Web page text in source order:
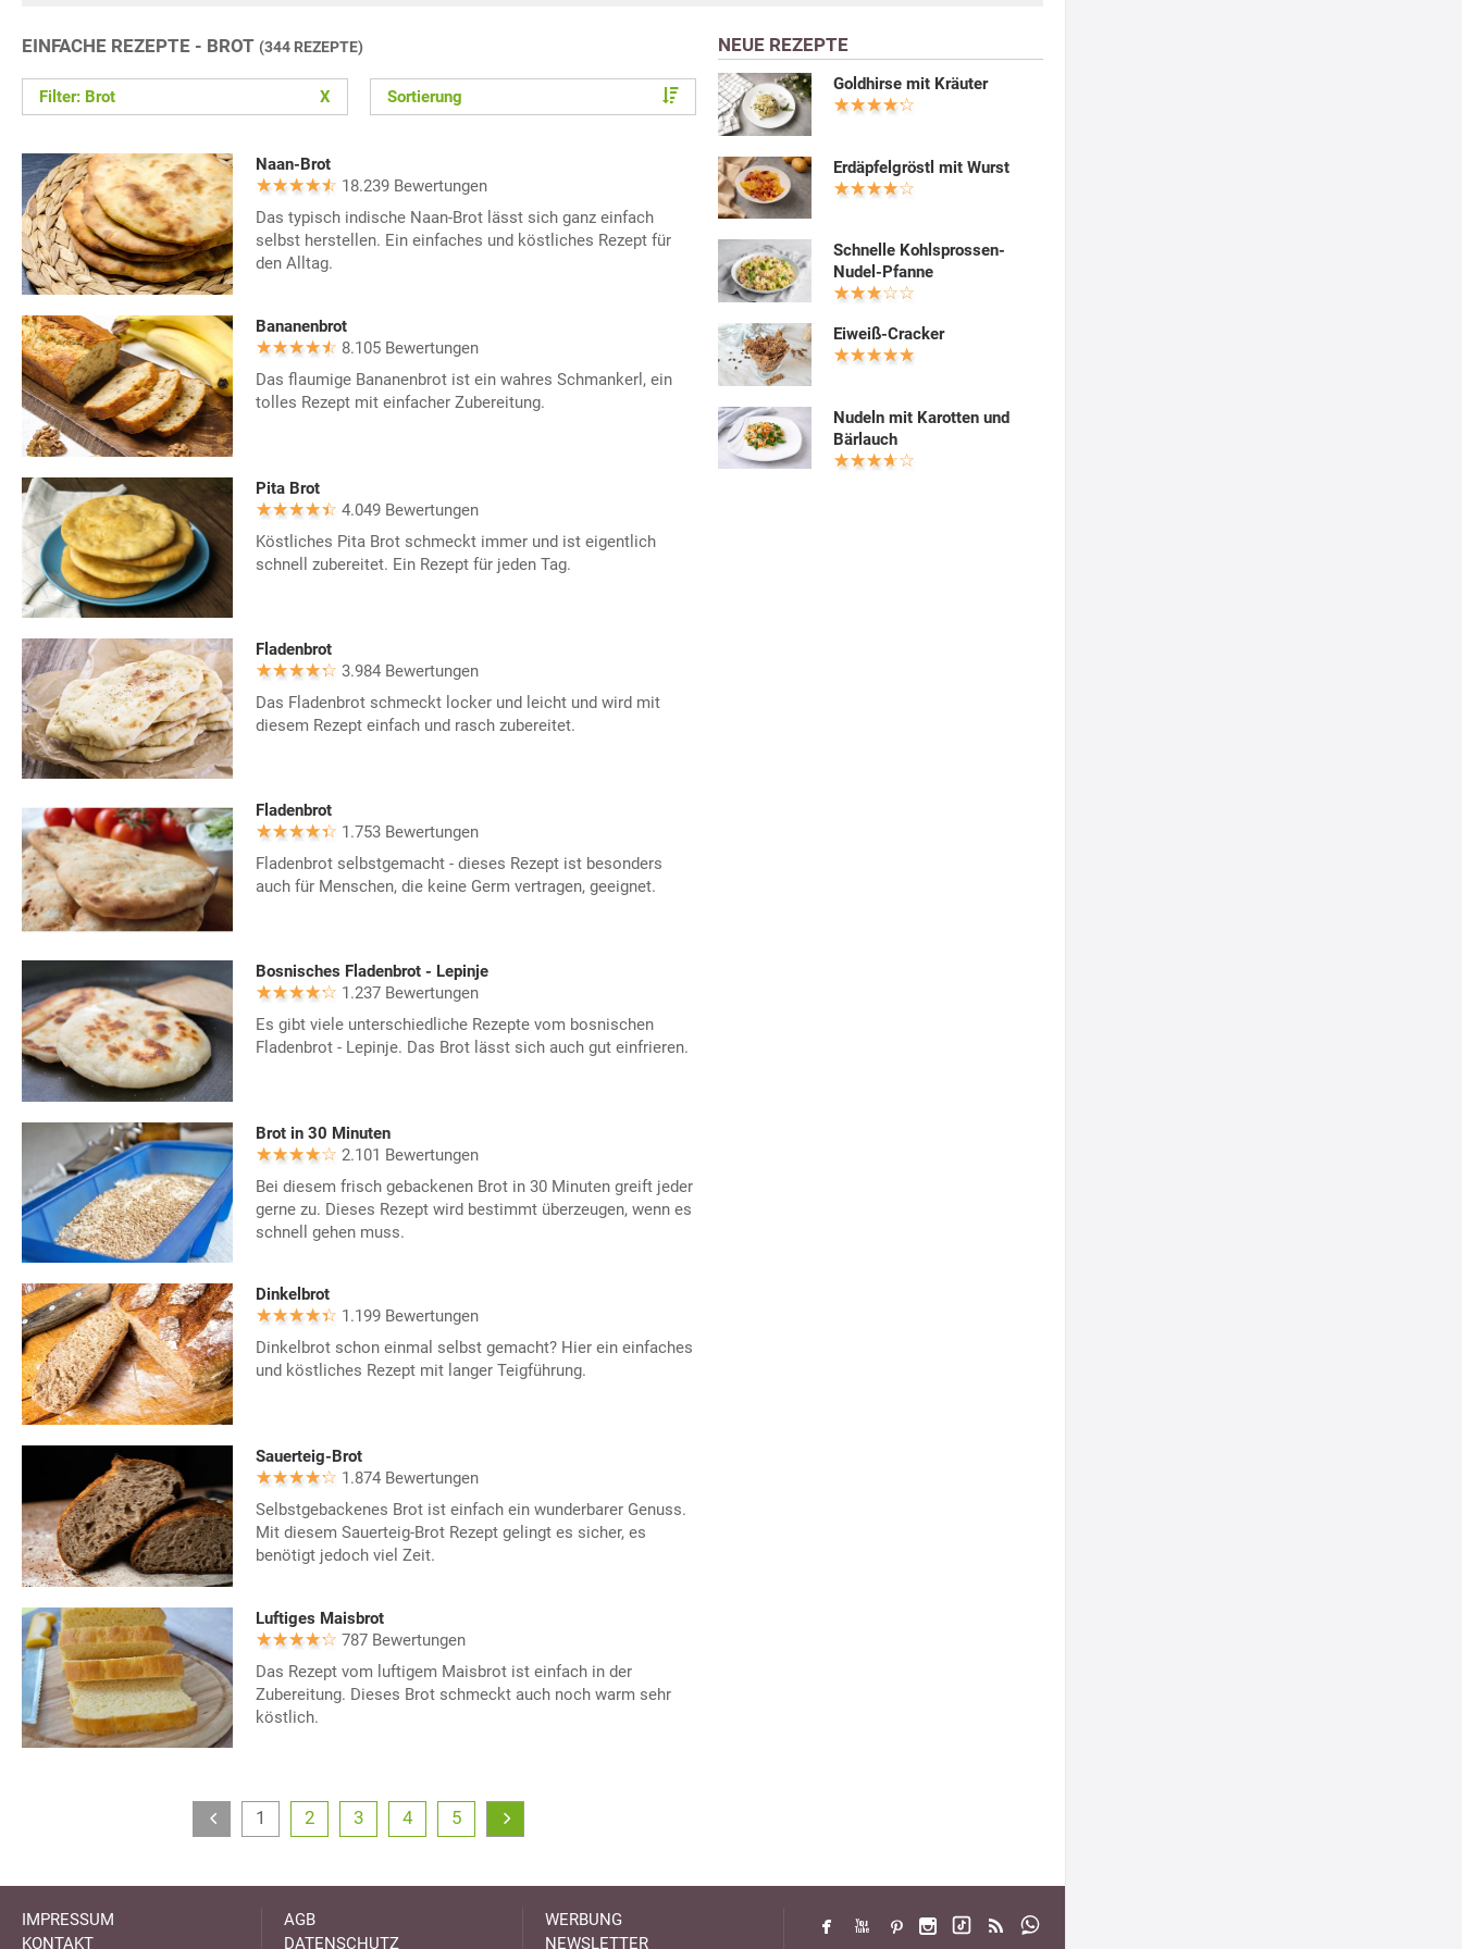
EINFACHE REZEPTE - BROT (344 REZEPTE)
Filter: Brot X Sortierung
Naan-Brot
18.239 Bewertungen
Das typisch indische Naan-Brot lässt sich ganz einfach
selbst herstellen. Ein einfaches und köstliches Rezept für
den Alltag.
Bananenbrot
8.105 Bewertungen
Das flaumige Bananenbrot ist ein wahres Schmankerl, ein
tolles Rezept mit einfacher Zubereitung.
Pita Brot
4.049 Bewertungen
Köstliches Pita Brot schmeckt immer und ist eigentlich
schnell zubereitet. Ein Rezept für jeden Tag.
Fladenbrot
3.984 Bewertungen
Das Fladenbrot schmeckt locker und leicht und wird mit
diesem Rezept einfach und rasch zubereitet.
Fladenbrot
1.753 Bewertungen
Fladenbrot selbstgemacht - dieses Rezept ist besonders
auch für Menschen, die keine Germ vertragen, geeignet.
Bosnisches Fladenbrot - Lepinje
1.237 Bewertungen
Es gibt viele unterschiedliche Rezepte vom bosnischen
Fladenbrot - Lepinje. Das Brot lässt sich auch gut einfrieren.
Brot in 30 Minuten
2.101 Bewertungen
Bei diesem frisch gebackenen Brot in 30 Minuten greift jeder
gerne zu. Dieses Rezept wird bestimmt überzeugen, wenn es
schnell gehen muss.
Dinkelbrot
1.199 Bewertungen
Dinkelbrot schon einmal selbst gemacht? Hier ein einfaches
und köstliches Rezept mit langer Teigführung.
Sauerteig-Brot
1.874 Bewertungen
Selbstgebackenes Brot ist einfach ein wunderbarer Genuss.
Mit diesem Sauerteig-Brot Rezept gelingt es sicher, es
benötigt jedoch viel Zeit.
Luftiges Maisbrot
787 Bewertungen
Das Rezept vom luftigem Maisbrot ist einfach in der
Zubereitung. Dieses Brot schmeckt auch noch warm sehr
köstlich.
1 2 3 4 5
NEUE REZEPTE
Goldhirse mit Kräuter
Erdäpfelgröstl mit Wurst
Schnelle Kohlsprossen-
Nudel-Pfanne
Eiweiß-Cracker
Nudeln mit Karotten und
Bärlauch
IMPRESSUM
KONTAKT
AGB
DATENSCHUTZ
WERBUNG
NEWSLETTER